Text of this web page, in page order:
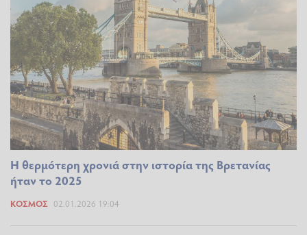
Η θερμότερη χρονιά στην ιστορία της Βρετανίας
ήταν το 2025
ΚΌΣΜΟΣ 02.01.2026 19:04